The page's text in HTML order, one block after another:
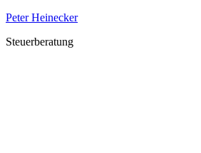
Peter Heinecker
Steuerberatung